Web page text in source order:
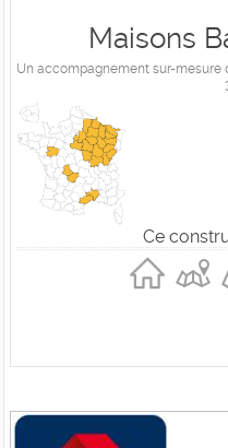
Maisons
Un accompagnement sur-mesure
Ce